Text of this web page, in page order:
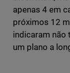
apenas 4 em
próximos 12
indicaram não
um plano a